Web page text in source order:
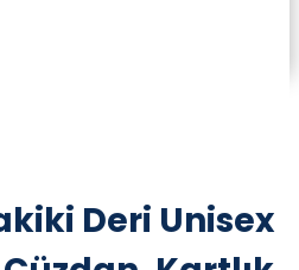
Deri Unisex